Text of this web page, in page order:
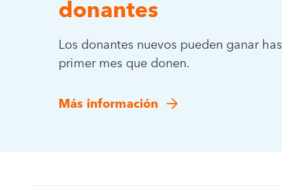
donantes
Los donantes nuevos pueden ganar
primer mes que donen.
Más información